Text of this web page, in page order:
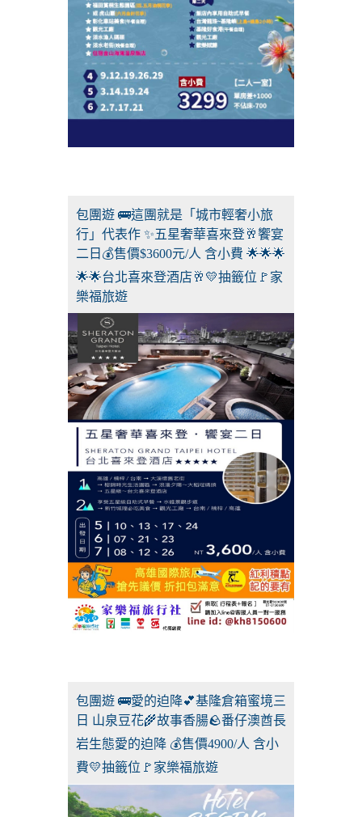
包團遊 🚌這團就是「城市輕奢小旅
行」代表作 ✨五星奢華喜來登🥂饗宴
二日💰售價$3600元/人 含小費 🌟🌟🌟
🌟🌟台北喜來登酒店🥂💛抽籤位🚩家
樂福旅遊
包團遊 🚌愛的迫降💕基隆倉箱蜜境三
日 山泉豆花🌾故事香腸🪨番仔澳酋長
岩生態愛的迫降 💰售價4900/人 含小
費💛抽籤位🚩家樂福旅遊